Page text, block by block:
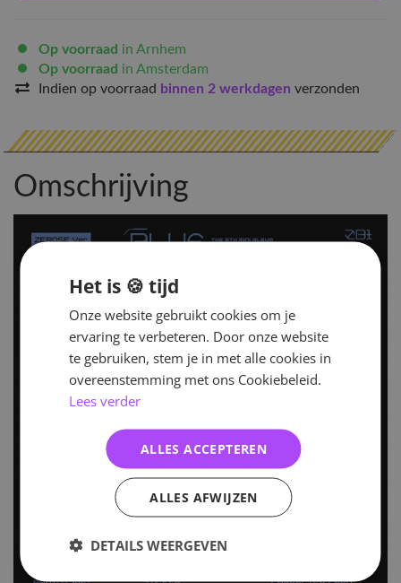
Op voorraad in Arnhem
Op voorraad in Amsterdam
Indien op voorraad binnen 2 werkdagen verzonden
Omschrijving
Het is 🍪 tijd
Onze website gebruikt cookies om je
ervaring te verbeteren. Door onze website
te gebruiken, stem je in met alle cookies in
overeenstemming met ons Cookiebeleid.
Lees verder
ALLES ACCEPTEREN
ALLES AFWIJZEN
DETAILS WEERGEVEN